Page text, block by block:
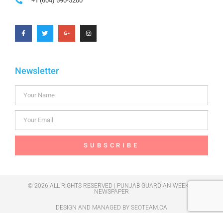
Newsletter
SUBSCRIBE
© 2026 ALL RIGHTS RESERVED | PUNJAB GUARDIAN WEEKLY
NEWSPAPER
DESIGN AND MANAGED BY SEOTEAM.CA